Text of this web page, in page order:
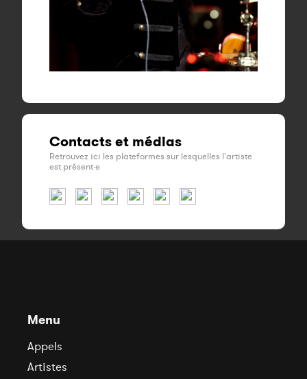
Contacts et médias
Retrouvez ici les plateformes sur lesquelles l'artiste
est présent·e
Menu
Appels
Artistes